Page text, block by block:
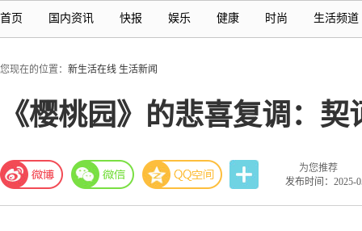
首页 国内资讯 快报 娱乐 健康 时尚 生活频道
您现在的位置： 新生活在线 生活新闻
《樱桃园》的悲喜复调：
为您推荐
发布时间：2025-